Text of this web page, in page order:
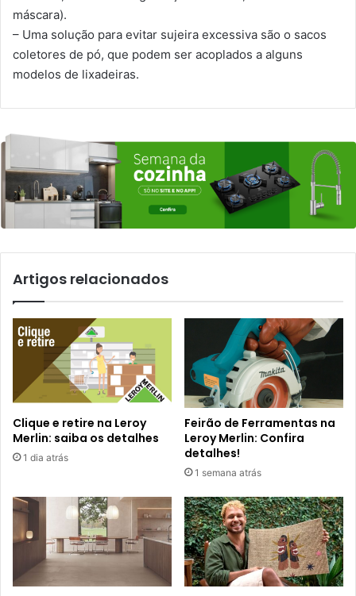
máscara).
– Uma solução para evitar sujeira excessiva são o sacos
coletores de pó, que podem ser acoplados a alguns
modelos de lixadeiras.
Artigos relacionados
Clique e retire na Leroy
Merlin: saiba os detalhes
1 dia atrás
Feirão de Ferramentas na
Leroy Merlin: Confira
detalhes!
1 semana atrás